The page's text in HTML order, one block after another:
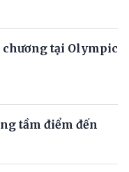
chương tại Olympic
tầm điểm đến